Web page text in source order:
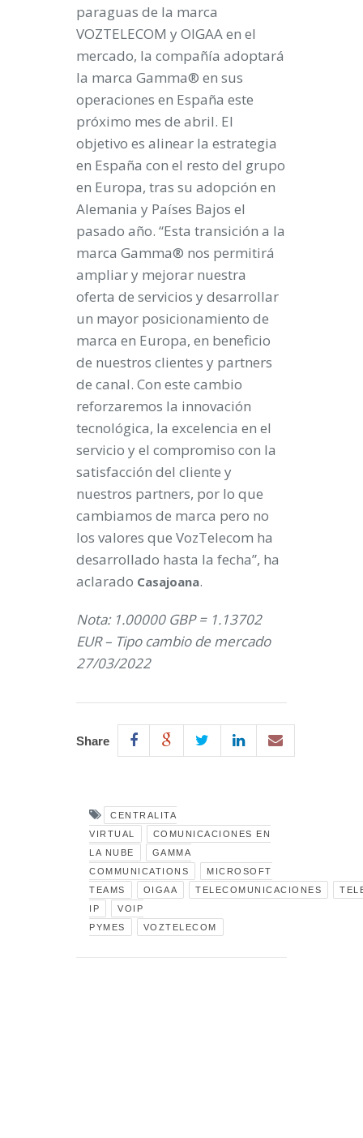
paraguas de la marca
VOZTELECOM y OIGAA en el
mercado, la compañía adoptará
la marca Gamma® en sus
operaciones en España este
próximo mes de abril. El
objetivo es alinear la estrategia
en España con el resto del grupo
en Europa, tras su adopción en
Alemania y Países Bajos el
pasado año. “Esta transición a la
marca Gamma® nos permitirá
ampliar y mejorar nuestra
oferta de servicios y desarrollar
un mayor posicionamiento de
marca en Europa, en beneficio
de nuestros clientes y partners
de canal. Con este cambio
reforzaremos la innovación
tecnológica, la excelencia en el
servicio y el compromiso con la
satisfacción del cliente y
nuestros partners, por lo que
cambiamos de marca pero no
los valores que VozTelecom ha
desarrollado hasta la fecha”, ha
aclarado Casajoana.
Nota: 1.00000 GBP = 1.13702
EUR – Tipo cambio de mercado
27/03/2022
Share
CENTRALITA
VIRTUAL
COMUNICACIONES EN
LA NUBE
GAMMA
COMMUNICATIONS
MICROSOFT
TEAMS
OIGAA TELECOMUNICACIONES
IP
VOIP
PYMES
VOZTELECOM